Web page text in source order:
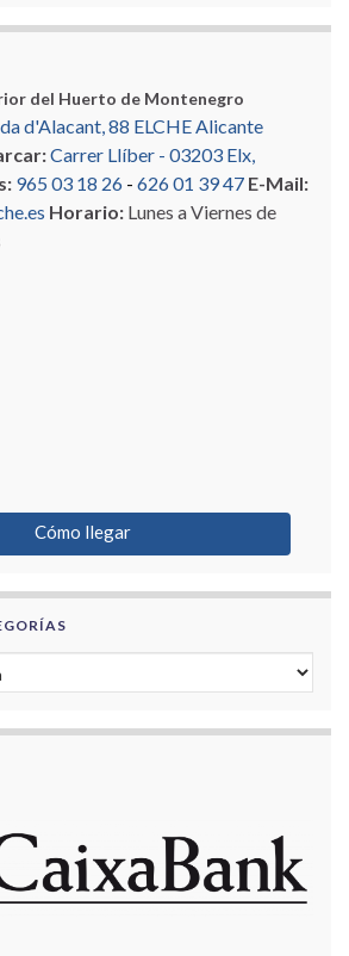
del Huerto de Montenegro
d'Alacant, 88 ELCHE Alicante
Carrer Llíber - 03203 Elx,
965 03 18 26 - 626 01 39 47 E-Mail:
Horario: Lunes a Viernes de
Cómo llegar